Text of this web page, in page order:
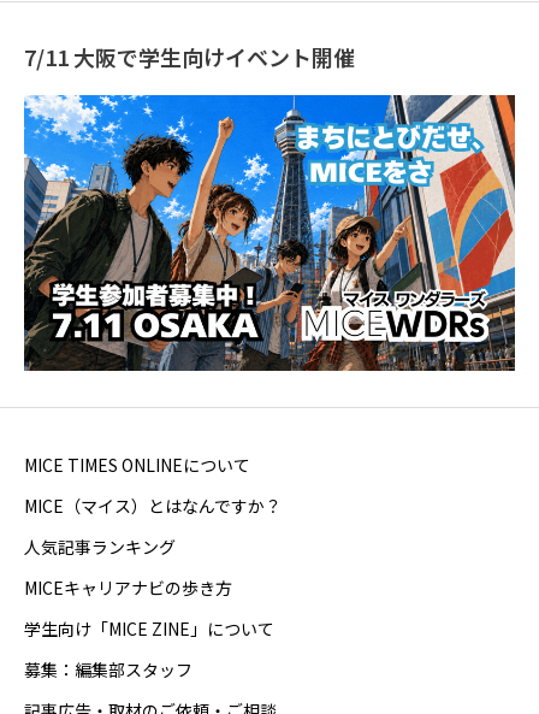
7/11 大阪で学生向けイベント開催
MICE TIMES ONLINEについて
MICE（マイス）とはなんですか？
人気記事ランキング
MICEキャリアナビの歩き方
学生向け「MICE ZINE」について
募集：編集部スタッフ